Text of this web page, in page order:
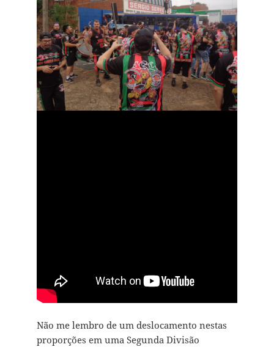
Não me lembro de um deslocamento nestas
proporções em uma Segunda Divisão